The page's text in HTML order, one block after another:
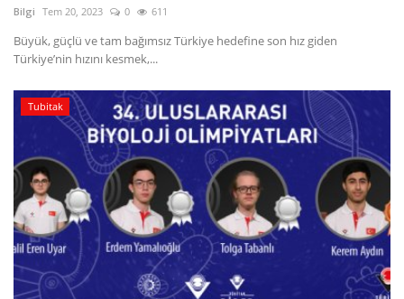
Bilgi Tem 20, 2023 0 611
Büyük, güçlü ve tam bağımsız Türkiye hedefine son hız giden
Türkiye’nin hızını kesmek,...
Tubitak